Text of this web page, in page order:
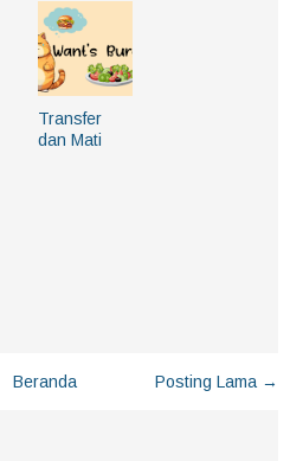
Transfer
dan Mati
Posting Lama →
Beranda